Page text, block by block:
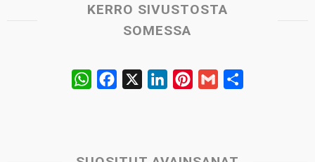
KERRO SIVUSTOSTA
SOMESSA
W
s
b
e
e
l